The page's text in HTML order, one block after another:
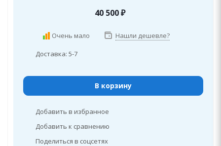
40 500₽
Очень мало Нашли дешевле?
Доставка: 5-7
В корзину
Добавить в избранное
Добавить к сравнению
Поделиться в соцсетях